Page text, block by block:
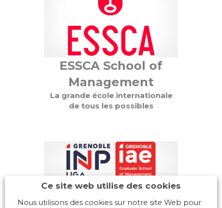
ESSCA School of
Management
La grande école internationale
de tous les possibles
Grenoble INP - IAE,
UGA
Ce site web utilise des cookies
Nous utilisons des cookies sur notre site Web pour